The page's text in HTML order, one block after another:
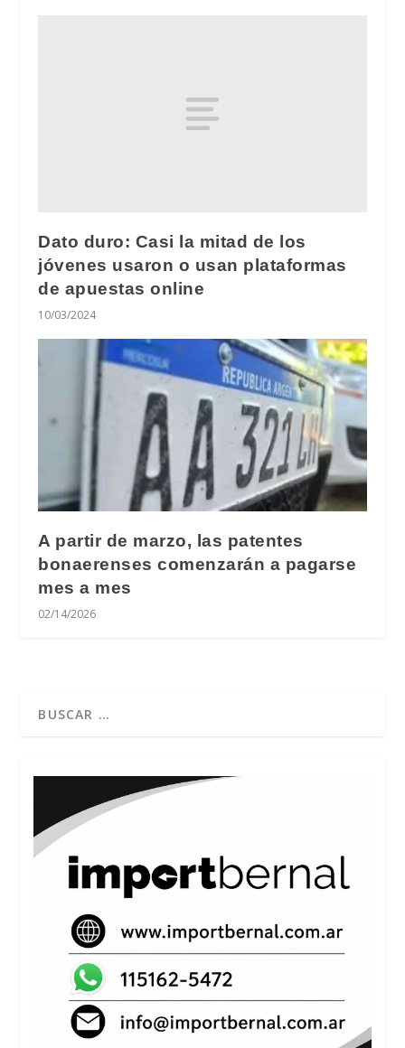
Dato duro: Casi la mitad de los
jóvenes usaron o usan plataformas
de apuestas online
10/03/2024
A partir de marzo, las patentes
bonaerenses comenzarán a pagarse
mes a mes
02/14/2026